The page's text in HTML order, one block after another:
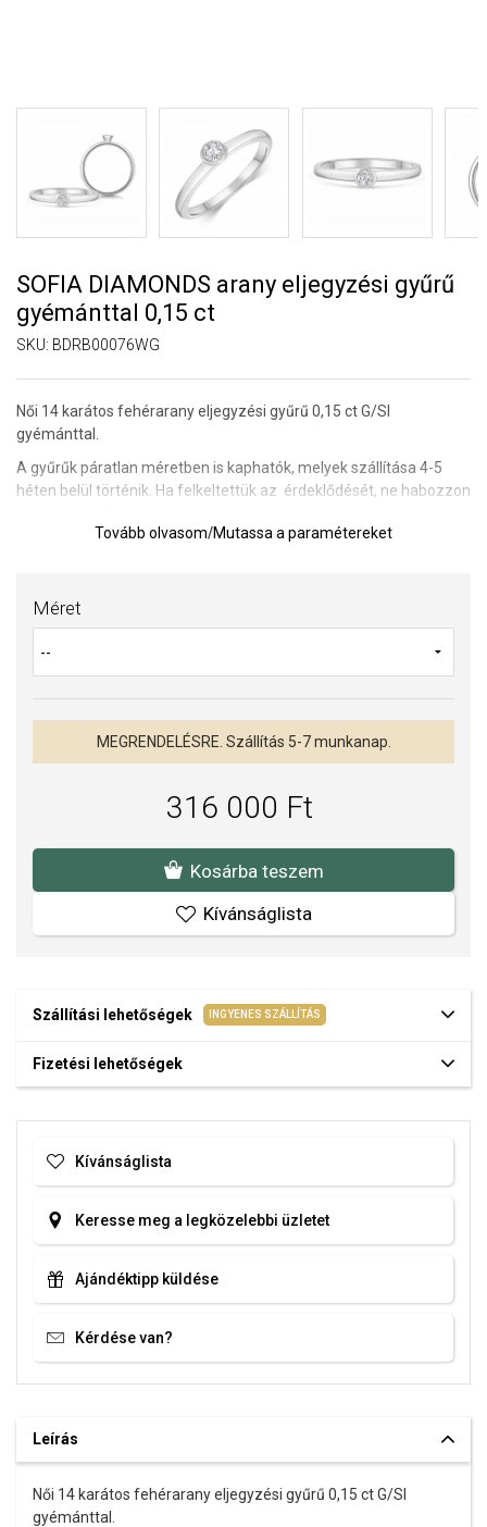
SOFIA DIAMONDS arany eljegyzési gyűrű
gyémánttal 0,15 ct
SKU: BDRB00076WG
Női 14 karátos fehérarany eljegyzési gyűrű 0,15 ct G/SI
gyémánttal.
A gyűrűk páratlan méretben is kaphatók, melyek szállítása 4-5
héten belül történik. Ha felkeltettük az érdeklődését, ne habozzon
Az eljegyzési gyűrűkről
Tovább olvasom/Mutassa a paramétereket
Méret
MEGRENDELÉSRE. Szállítás 5-7 munkanap.
316 000 Ft
Kosárba teszem
Kívánságlista
Szállítási lehetőségek INGYENES SZÁLLÍTÁS
Fizetési lehetőségek
Kívánságlista
Keresse meg a legközelebbi üzletet
Ajándéktipp küldése
Kérdése van?
Leírás
Női 14 karátos fehérarany eljegyzési gyűrű 0,15 ct G/SI
gyémánttal.